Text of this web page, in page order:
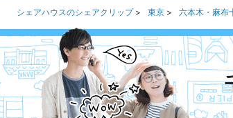
シェアハウスのシェアクリップ 東京 六本木・麻布